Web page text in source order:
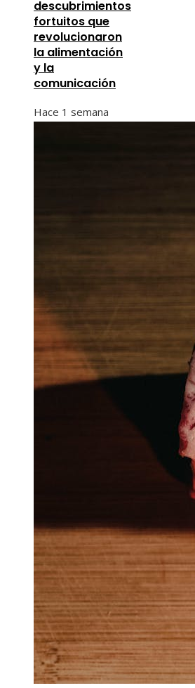
descubrimientos
fortuitos que
revolucionaron
la alimentación
y la
comunicación
Hace 1 semana